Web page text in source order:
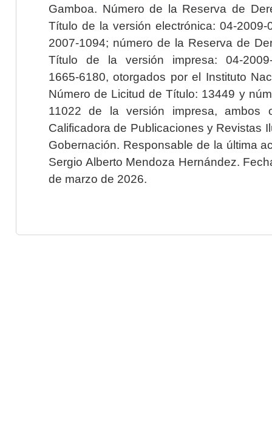
Gamboa. Número de la Reserva de
Título de la versión electrónica: 04-2009-
2007-1094; número de la Reserva de
Título de la versión impresa: 04-2009-
1665-6180, otorgados por el Instituto
Número de Licitud de Título: 13449 y
11022 de la versión impresa, ambos
Calificadora de Publicaciones y Revistas
Gobernación. Responsable de la última
Sergio Alberto Mendoza Hernández.
de marzo de 2026.